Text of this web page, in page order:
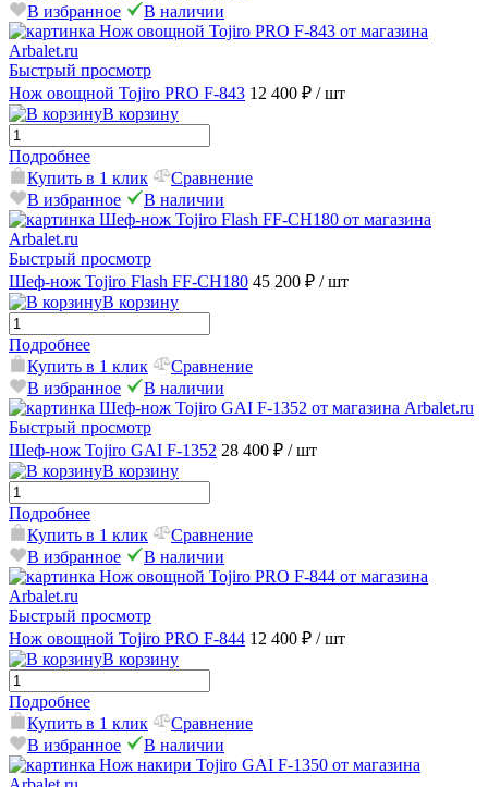
В избранное
В наличии
Быстрый просмотр
Нож овощной Tojiro PRO F-843 12 400 ₽ / шт
В корзину
Подробнее
Купить в 1 клик
Сравнение
В избранное
В наличии
Быстрый просмотр
Шеф-нож Tojiro Flash FF-CH180 45 200 ₽ / шт
В корзину
Подробнее
Купить в 1 клик
Сравнение
В избранное
В наличии
Быстрый просмотр
Шеф-нож Tojiro GAI F-1352 28 400 ₽ / шт
В корзину
Подробнее
Купить в 1 клик
Сравнение
В избранное
В наличии
Быстрый просмотр
Нож овощной Tojiro PRO F-844 12 400 ₽ / шт
В корзину
Подробнее
Купить в 1 клик
Сравнение
В избранное
В наличии